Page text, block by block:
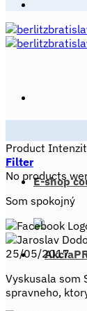
E-shop
Product
Filter
No products
Som spokojný
25/05/2017
Vyskusala som
spravneho,